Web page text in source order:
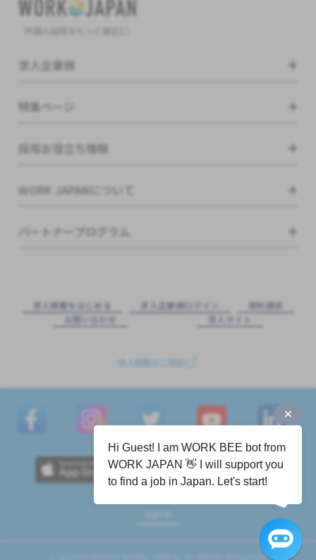
求人企業様
特集ページ
採用お役立ち情報
WORK JAPANについて
パートナープログラム
求⼈掲載をはじめる 求⼈企業様ログイン
資料請求
お問い合わせ
求⼈サイト
求人掲載のご相談
Sign in
Copyright@2023 WORK JAPAN. All Rights Reserved
Hi Guest! I am WORK BEE bot from
WORK JAPAN 👋 I will support you
to find a job in Japan. Let's start!